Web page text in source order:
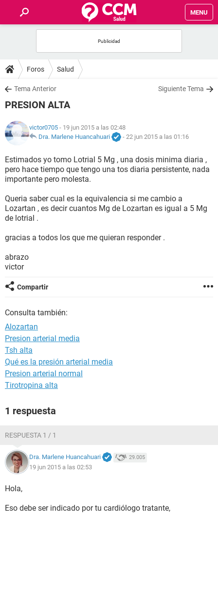
MENU
FOROS
SALUD
NUTRICIÓN
BIENESTAR
GLOSARIO
Foros Salud
Tema Anterior Siguiente Tema
PRESION ALTA
victor0705 - 19 jun 2015 a las 02:48
Dra. Marlene Huancahuari
- 22 jun 2015 a las 01:16
Estimados yo tomo Lotrial 5 Mg , una dosis minima diaria ,
pero hace tiempo que tengo una tos diaria persistente, nada
importante pero molesta.
Queria saber cual es la equivalencia si me cambio a
Lozartan , es decir cuantos Mg de Lozartan es igual a 5 Mg
de lotrial .
gracias a todos los que me quieran responder .
abrazo
victor
Compartir
Consulta también:
Alozartan
Presion arterial media
Tsh alta
Qué es la presión arterial media
Presion arterial normal
Tirotropina alta
1 respuesta
RESPUESTA 1 / 1
Dra. Marlene Huancahuari 29.005
19 jun 2015 a las 02:53
Hola,
Eso debe ser indicado por tu cardiólogo tratante,